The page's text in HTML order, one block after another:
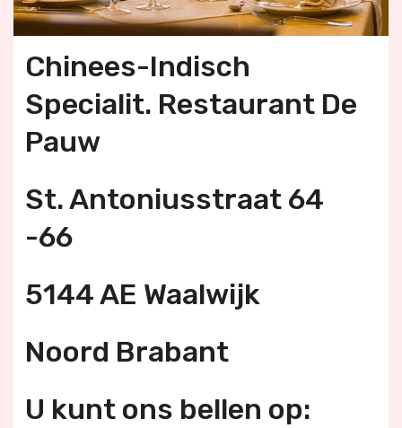
Chinees-Indisch
Specialit. Restaurant De
Pauw
St. Antoniusstraat 64
-66
5144 AE Waalwijk
Noord Brabant
U kunt ons bellen op: